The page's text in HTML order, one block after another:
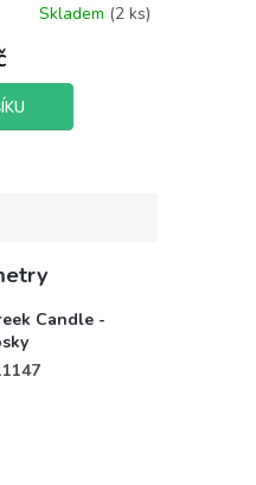
Skladem (2 ks)
Candle -